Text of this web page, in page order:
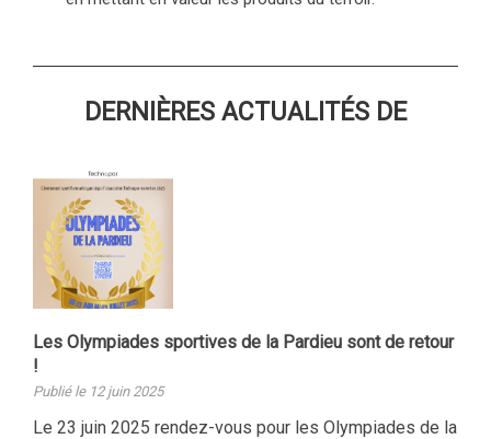
DERNIÈRES ACTUALITÉS DE
Les Olympiades sportives de la Pardieu sont de retour
!
Publié le 12 juin 2025
Le 23 juin 2025 rendez-vous pour les Olympiades de la